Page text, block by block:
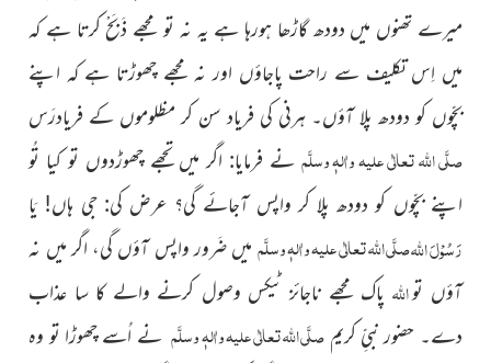
میرے تھنوں میں دودھ گاڑھا ہورہا ہے یہ نہ تو مجھے ذَبَحْ کرتا ہے کہ
میں اِس تکلیف سے راحت پاجاؤں اور نہ مجھے چھوڑتا ہے کہ اپنے
بچّوں کو دودھ پلا آؤں۔ ہرنی کی فریاد سن کر مظلوموں کے فریادرَس
صلَّی اللہ تعالٰی علیہ واٰلہٖ وسلَّم نے فرمایا: اگر میں تجھے چھوڑدوں تو کیا تُو
اپنے بچّوں کو دودھ پلا کر واپس آجائے گی؟ عرض کی: جی ہاں! یَا
رَسُوْلَاللہصلَّی اللہ تعالٰی علیہ واٰلہٖ وسلَّم میں ضَرور واپس آؤں گی، اگر میں نہ
آؤں تواللہ پاک مجھے ناجائز ٹیکس وصول کرنے والے کا سا عذاب
دے۔ حضور نبیِّ کریم صلَّی اللہ تعالٰی علیہ واٰلہٖ وسلَّمنے اُسے چھوڑا تو وہ